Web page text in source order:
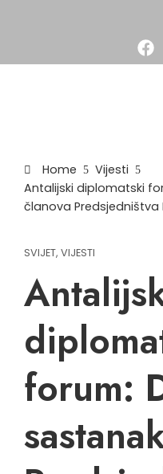
Home
Vijesti
Antalijski diplomatski
članova Predsjedništva
SVIJET, VIJESTI
forum: